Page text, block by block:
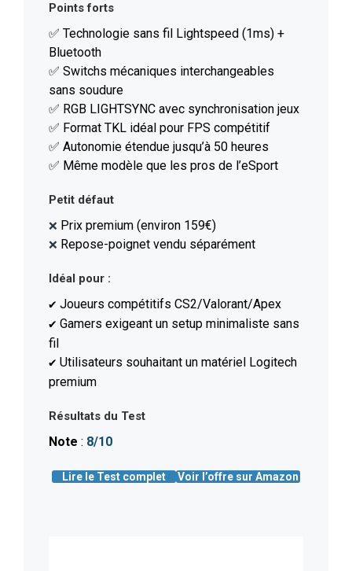
Points forts
✅ Technologie sans fil Lightspeed (1ms) +
Bluetooth
✅ Switchs mécaniques interchangeables
sans soudure
✅ RGB LIGHTSYNC avec synchronisation jeux
✅ Format TKL idéal pour FPS compétitif
✅ Autonomie étendue jusqu’à 50 heures
✅ Même modèle que les pros de l’eSport
Petit défaut
❌ Prix premium (environ 159€)
❌ Repose-poignet vendu séparément
Idéal pour :
✔️ Joueurs compétitifs CS2/Valorant/Apex
✔️ Gamers exigeant un setup minimaliste sans
fil
✔️ Utilisateurs souhaitant un matériel Logitech
premium
Résultats du Test
Note : 8/10
Lire le Test complet Voir l’offre sur Amazon